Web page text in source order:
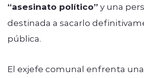
“asesinato político” y una
destinada a sacarlo
pública.
El exjefe comunal enfrenta